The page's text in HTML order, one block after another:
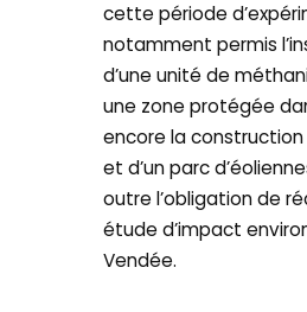
cette période
notamment permis
d’une unité de
une zone protégée
encore la construction
et d’un parc
outre l’obligation de
étude d’impact
Vendée.